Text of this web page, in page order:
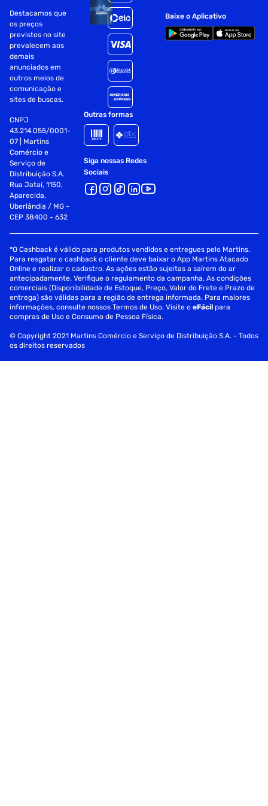
Destacamos que
os preços
previstos no site
prevalecem aos
demais
anunciados em
outros meios de
comunicação e
sites de buscas.
CNPJ
43.214.055/0001-
07 | Martins
Comércio e
Serviço de
Distribuição S.A.
Rua Jataí, 1150,
Aparecida,
Uberlândia / MG -
CEP 38400 - 632
Outras formas
Siga nossas Redes
Sociais
Baixe o Aplicativo
*O Cashback é válido para produtos vendidos e entregues pelo Martins.
Para resgatar o cashback o cliente deve baixar o App Martins Atacado
Online e realizar o cadastro. As ações estão sujeitas a saírem do ar
antecipadamente. Verifique o regulamento da campanha. As condições
comerciais (Disponibilidade de Estoque, Preço, Valor do Frete e Prazo de
entrega) são válidas para a região de entrega informada. Para maiores
informações, consulte nossos Termos de Uso. Visite oeFácil para
compras de Uso e Consumo de Pessoa Física.
© Copyright 2021 Martins Comércio e Serviço de Distribuição S.A. - Todos
os direitos reservados